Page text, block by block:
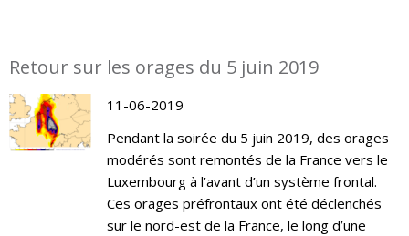
Retour sur les orages du 5 juin 2019
11-06-2019
Pendant la soirée du 5 juin 2019, des orages
modérés sont remontés de la France vers le
Luxembourg à l’avant d’un système frontal.
Ces orages préfrontaux ont été déclenchés
sur le nord-est de la France, le long d’une